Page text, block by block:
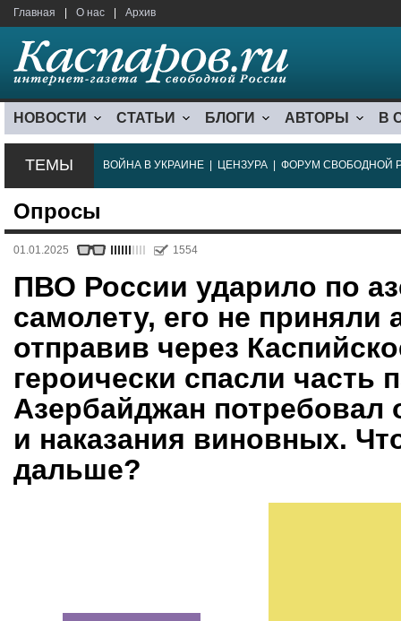
Главная О нас Архив
НОВОСТИ СТАТЬИ БЛОГИ АВТОРЫ В
ТЕМЫ ВОЙНА В УКРАИНЕ ЦЕНЗУРА ФОРУМ СВОБОДНОЙ
Опросы
01.01.2025 1554
ПВО России ударило по
самолету, его не
отправив через
героически спасли часть
Азербайджан потребовал
и наказания виновных.
дальше?